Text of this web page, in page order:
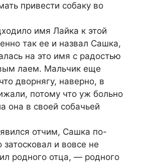
привести собаку во
имя Лайка к этой
так ее и назвал Сашка,
на это имя с радостью
лаем. Мальчик еще
дворнягу, наверно, в
потому что уж больно
она в своей собачьей
отчим, Сашка по-
затосковал и вовсе не
родного отца, — родного